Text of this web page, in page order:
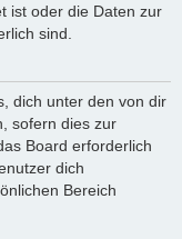
ist oder die Daten zur
sind.
dich unter den von dir
sofern dies zur
Board erforderlich
dich
Bereich